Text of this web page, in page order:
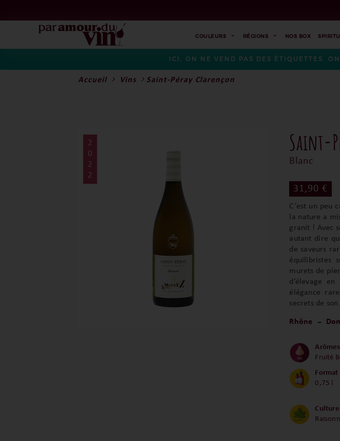
COULEURS RÉGIONS NOS BOX
ICI, ON NE VEND PAS DES ÉTIQUETTES.
Accueil Vins Saint-Péray Clarençon
2
0
2
2
Saint-
Blanc
31,90 €
C’est un peu
la nature a
granit ! Avec
autant dire
de saveurs
équilibristes
murets de
d’élevage
élégance
secrets de
Rhône
Fruité
Format
0,75 l
Culture